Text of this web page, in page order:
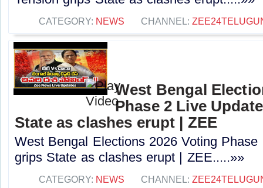
CATEGORY: NEWS CHANNEL:
West Bengal
Phase 2 Live
State as clashes erupt | ZEE
West Bengal Elections 2026 Voting
grips State as clashes erupt | ZEE.....»»
CATEGORY: NEWS CHANNEL: